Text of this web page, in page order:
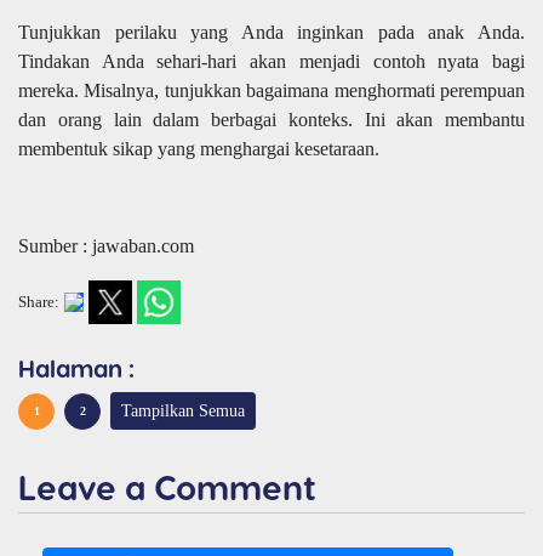
Tunjukkan perilaku yang Anda inginkan pada anak Anda.
Tindakan Anda sehari-hari akan menjadi contoh nyata bagi
mereka. Misalnya, tunjukkan bagaimana menghormati perempuan
dan orang lain dalam berbagai konteks. Ini akan membantu
membentuk sikap yang menghargai kesetaraan.
Sumber : jawaban.com
Share:
Halaman :
1 2 Tampilkan Semua
Leave a Comment